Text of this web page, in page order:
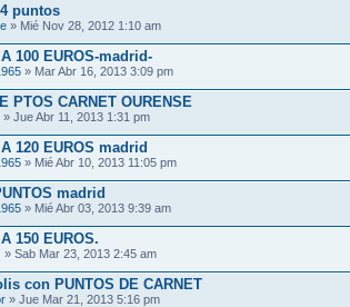
puntos
» Mié Nov 28, 2012 1:10 am
100 EUROS-madrid-
» Mar Abr 16, 2013 3:09 pm
PTOS CARNET OURENSE
» Jue Abr 11, 2013 1:31 pm
120 EUROS madrid
» Mié Abr 10, 2013 11:05 pm
madrid
» Mié Abr 03, 2013 9:39 am
150 EUROS.
» Sab Mar 23, 2013 2:45 am
con PUNTOS DE CARNET
» Jue Mar 21, 2013 5:16 pm